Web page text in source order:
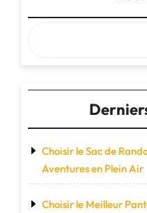
Choisir le Sac de
Aventures en Plein Air
Choisir le Meilleur